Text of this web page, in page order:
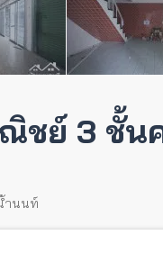
ชย์ 3 ชั้น
ำนนท์